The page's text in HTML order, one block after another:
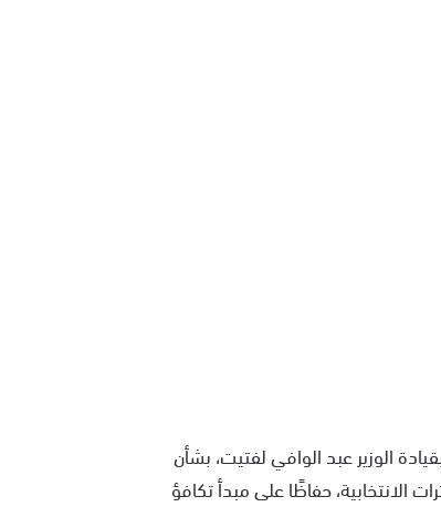
الوزير عبد الوافي لفتيت، بشأن
الانتخابية، حفاظًا على مبدأ تكافؤ